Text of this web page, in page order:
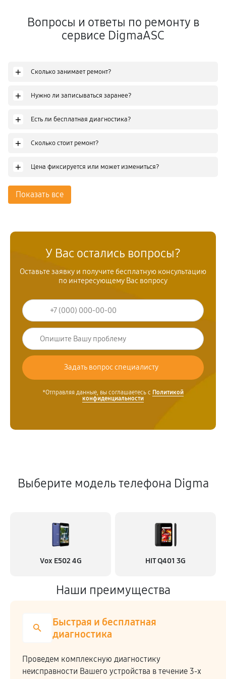
Вопросы и ответы по ремонту в
сервисе DigmaASC
+ Сколько занимает ремонт?
+ Нужно ли записываться заранее?
+ Есть ли бесплатная диагностика?
+ Сколько стоит ремонт?
+ Цена фиксируется или может измениться?
Показать все
У Вас остались вопросы?
Оставьте заявку и получите бесплатную консультацию
по интересующему Вас вопросу
*Отправляя данные, вы соглашаетесь с Политикой
конфиденциальности
Выберите модель телефона Digma
Vox E502 4G HIT Q401 3G
Наши преимущества
Быстрая и бесплатная
диагностика
Проведем комплексную диагностику
неисправности Вашего устройства в течение 3-х